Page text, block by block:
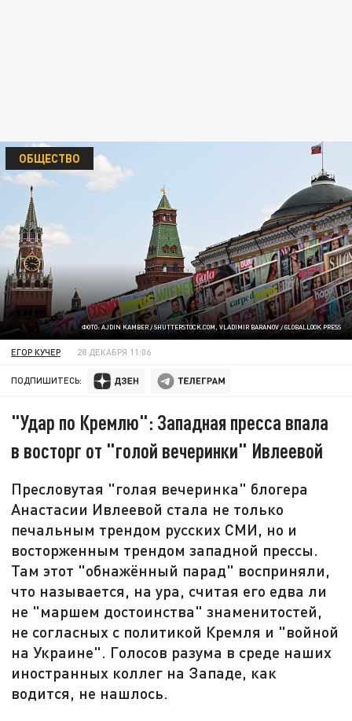
ФОТО: AJDIN KAMBER / SHUTTERSTOCK.COM, VLADIMIR BARANOV / GLOBALLOOK PRESS
ОБЩЕСТВО
ЕГОР КУЧЕР 28 ДЕКАБРЯ 11:06
ПОДПИШИТЕСЬ:
"Удар по Кремлю": Западная пресса впала
в восторг от "голой вечеринки" Ивлеевой
Пресловутая "голая вечеринка" блогера
Анастасии Ивлеевой стала не только
печальным трендом русских СМИ, но и
восторженным трендом западной прессы.
Там этот "обнажённый парад" восприняли,
что называется, на ура, считая его едва ли
не "маршем достоинства" знаменитостей,
не согласных с политикой Кремля и "войной
на Украине". Голосов разума в среде наших
иностранных коллег на Западе, как
водится, не нашлось.